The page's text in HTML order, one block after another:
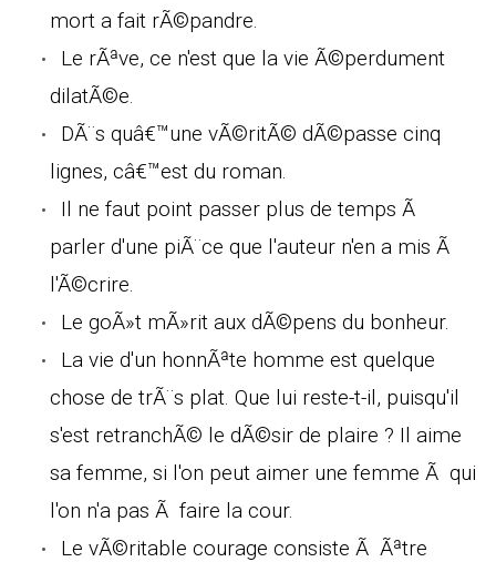
mort a fait rÃ©pandre.
Le rÃªve, ce n'est que la vie Ã©perdument
dilatÃ©e.
DÃ¨s quâ€™une vÃ©ritÃ© dÃ©passe cinq
lignes, câ€™est du roman.
Il ne faut point passer plus de temps Ã
parler d'une piÃ¨ce que l'auteur n'en a mis Ã
l'Ã©crire.
Le goÃ»t mÃ»rit aux dÃ©pens du bonheur.
La vie d'un honnÃªte homme est quelque
chose de trÃ¨s plat. Que lui reste-t-il, puisqu'il
s'est retranchÃ© le dÃ©sir de plaire ? Il aime
sa femme, si l'on peut aimer une femme Ã qui
l'on n'a pas Ã faire la cour.
Le vÃ©ritable courage consiste Ã Ãªtre